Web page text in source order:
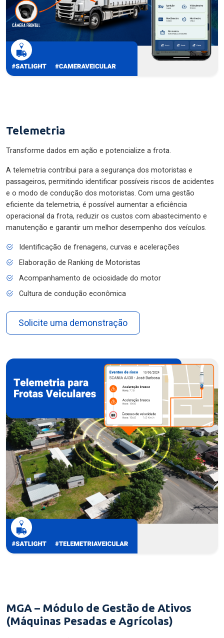
Telemetria
Transforme dados em ação e potencialize a frota.
A telemetria contribui para a segurança dos motoristas e
passageiros, permitindo identificar possíveis riscos de acidentes
e o modo de condução dos motoristas. Com uma gestão
eficiente da telemetria, é possível aumentar a eficiência
operacional da frota, reduzir os custos com abastecimento e
manutenção e garantir um melhor desempenho dos veículos.
Identificação de frenagens, curvas e acelerações
Elaboração de Ranking de Motoristas
Acompanhamento de ociosidade do motor
Cultura de condução econômica
Solicite uma demonstração
MGA – Módulo de Gestão de Ativos
(Máquinas Pesadas e Agrícolas)